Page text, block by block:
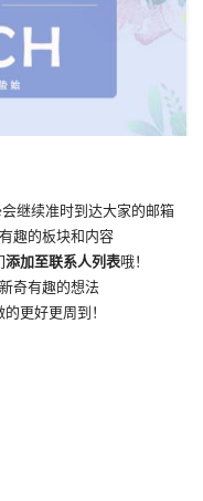
会继续准时到达大家的邮箱
趣的板块和内容
添加至联系人列表哦！
奇有趣的想法
更好更周到！